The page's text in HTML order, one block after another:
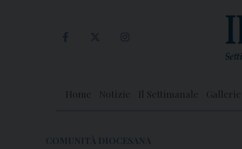
Home Notizie Il Settimanale Gallerie